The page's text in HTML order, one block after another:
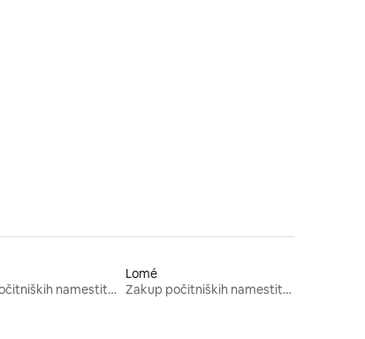
Zakup počitniških namestitev
Lomé
Zakup počitniških namestitev